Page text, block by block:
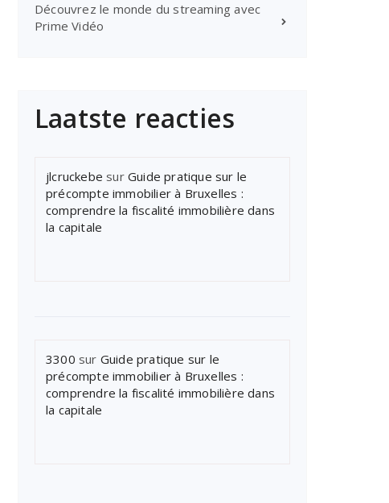
Découvrez le monde du streaming avec
Prime Vidéo
Laatste reacties
jlcruckebe sur Guide pratique sur le
précompte immobilier à Bruxelles :
comprendre la fiscalité immobilière dans
la capitale
3300 sur Guide pratique sur le
précompte immobilier à Bruxelles :
comprendre la fiscalité immobilière dans
la capitale